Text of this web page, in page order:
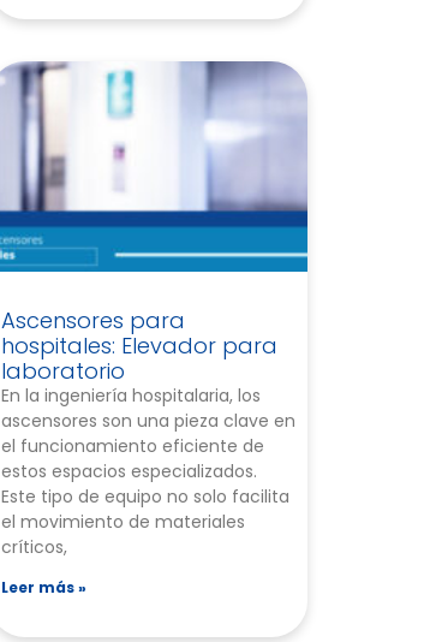
Ascensores para
hospitales: Elevador para
laboratorio
En la ingeniería hospitalaria, los
ascensores son una pieza clave en
el funcionamiento eficiente de
estos espacios especializados.
Este tipo de equipo no solo facilita
el movimiento de materiales
críticos,
Leer más »